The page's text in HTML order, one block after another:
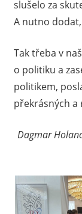
slušelo za
A nutno
Tak třeba v
o politiku a
politikem,
překrásných
Dagmar